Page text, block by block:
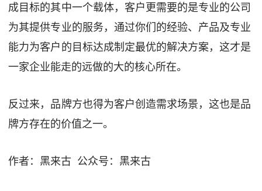
成目标的其中一个载体，客户更需要的是专业的公司
为其提供专业的服务，通过你们的经验、产品及专业
能力为客户的目标达成制定最优的解决方案，这才是
一家企业能走的远做的大的核心所在。
反过来，品牌方也得为客户创造需求场景，这也是品
牌方存在的价值之一。
作者：黑来古 公众号：黑来古